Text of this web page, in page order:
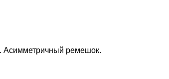
Асимметричный ремешок.